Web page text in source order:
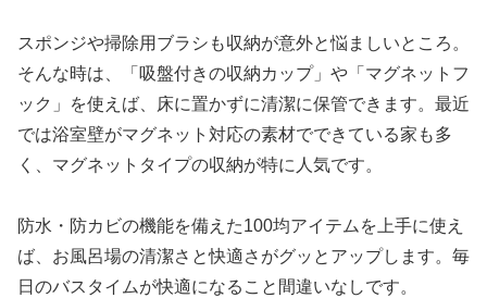
スポンジや掃除用ブラシも収納が意外と悩ましいところ。
そんな時は、「吸盤付きの収納カップ」や「マグネットフ
ック」を使えば、床に置かずに清潔に保管できます。最近
では浴室壁がマグネット対応の素材でできている家も多
く、マグネットタイプの収納が特に人気です。
防水・防カビの機能を備えた100均アイテムを上手に使え
ば、お風呂場の清潔さと快適さがグッとアップします。毎
日のバスタイムが快適になること間違いなしです。